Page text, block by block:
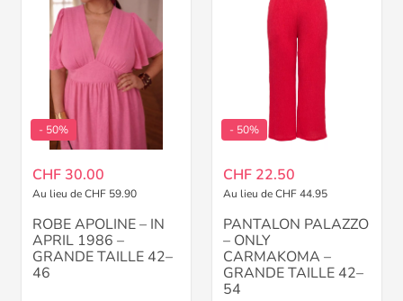
- 50%
CHF 30.00
Au lieu de CHF 59.90
ROBE APOLINE – IN
APRIL 1986 –
GRANDE TAILLE 42–
46
- 50%
CHF 22.50
Au lieu de CHF 44.95
PANTALON PALAZZO
– ONLY
CARMAKOMA –
GRANDE TAILLE 42–
54